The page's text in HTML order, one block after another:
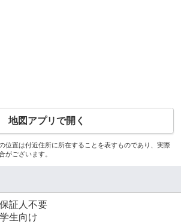
地図アプリで開く
位置は付近住所に所在することを表すものであり、実際
がございます。
保証人不要
学生向け